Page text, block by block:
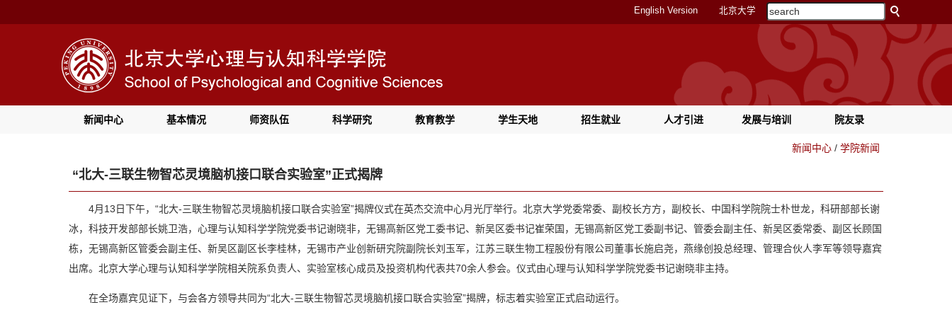
English Version 北京大学
新闻中心 基本情况 师资队伍 科学研究 教育教学 学生天地 招生就业 人才引进 发展与培训 院友录
新闻中心 / 学院新闻
“北大-三联生物智芯灵境脑机接口联合实验室”正式揭牌
4月13日下午，“北大-三联生物智芯灵境脑机接口联合实验室”揭牌仪式在英杰交流中心月光厅举行。北京大学党委常委、副校长方方，副校长、中国科学院院士朴世龙，科研部部长谢
冰，科技开发部部长姚卫浩，心理与认知科学学院党委书记谢晓非，无锡高新区党工委书记、新吴区委书记崔荣国，无锡高新区党工委副书记、管委会副主任、新吴区委常委、副区长顾国
栋，无锡高新区管委会副主任、新吴区副区长李桂林，无锡市产业创新研究院副院长刘玉军，江苏三联生物工程股份有限公司董事长施启尧，燕缘创投总经理、管理合伙人李军等领导嘉宾
出席。北京大学心理与认知科学学院相关院系负责人、实验室核心成员及投资机构代表共70余人参会。仪式由心理与认知科学学院党委书记谢晓非主持。
在全场嘉宾见证下，与会各方领导共同为“北大-三联生物智芯灵境脑机接口联合实验室”揭牌，标志着实验室正式启动运行。